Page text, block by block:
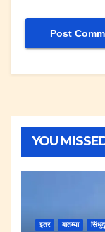
YOU
इतर बातम्या